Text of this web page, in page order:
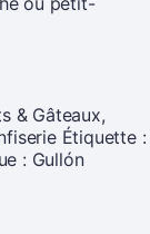
& Gâteaux,
Étiquette :
: Gullón